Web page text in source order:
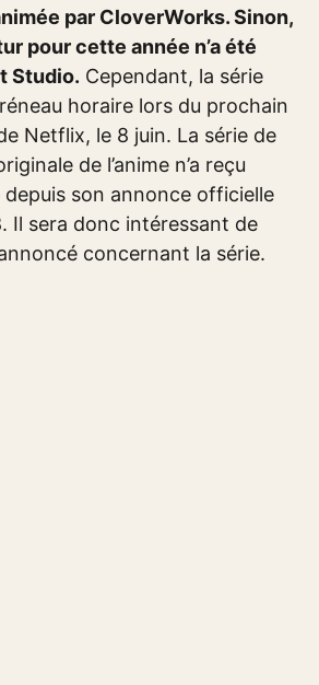
par CloverWorks. Sinon,
pour cette année n’a été
Studio. Cependant, la série
horaire lors du prochain
Netflix, le 8 juin. La série de
de l’anime n’a reçu
depuis son annonce officielle
Il sera donc intéressant de
concernant la série.